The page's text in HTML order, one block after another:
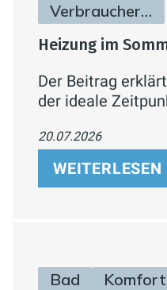
Verbraucherinfos
Heizung im
Der Beitrag
der ideale
geprüft werden
20.07.2026
WEITERLESEN
Bad